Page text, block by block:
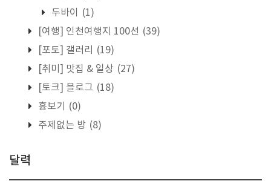
두바이
(1)
[여행] 인천여행지 100선 (39)
[포토] 갤러리
(19)
[취미] 맛집 & 일상 (27)
[토크] 블로그 (18)
흉보기
(0)
주제없는 방 (8)
달력